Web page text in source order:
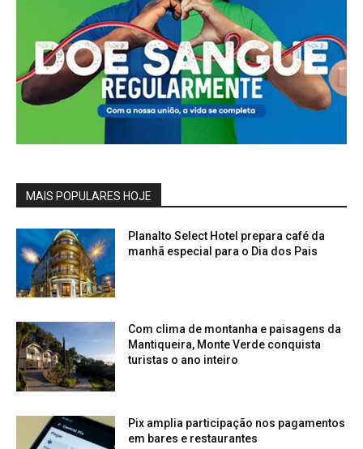
MAIS POPULARES HOJE
Planalto Select Hotel prepara café da
manhã especial para o Dia dos Pais
Com clima de montanha e paisagens da
Mantiqueira, Monte Verde conquista
turistas o ano inteiro
Pix amplia participação nos pagamentos
em bares e restaurantes